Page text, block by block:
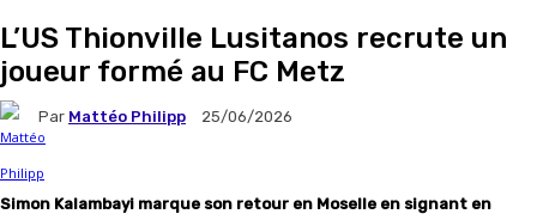
L’US Thionville Lusitanos recrute un
joueur formé au FC Metz
Par Mattéo Philipp 25/06/2026
Simon Kalambayi marque son retour en Moselle en signant en